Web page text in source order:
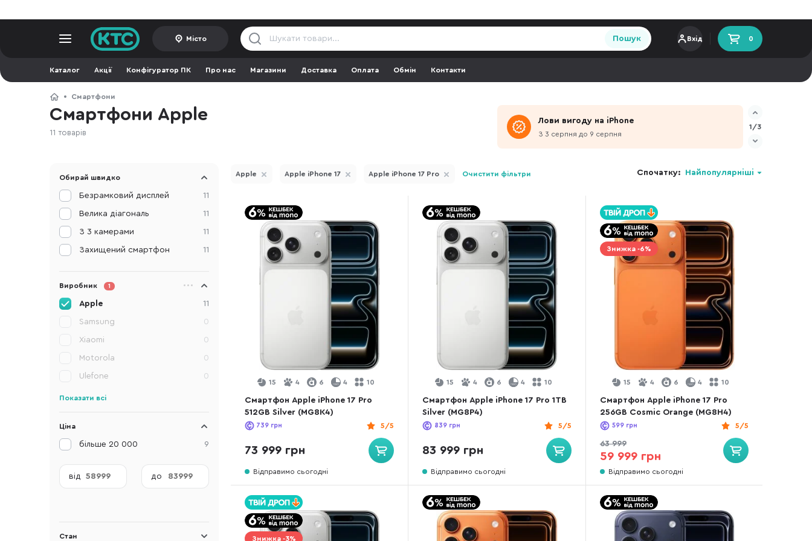
Місто Пошук Вхід 0
Каталог Акції Конфігуратор ПК Про нас Магазини Доставка Оплата Обмін Контакти
Смартфони
Лови вигоду на iPhone
З 3 серпня до 9 серпня
1/3
Смартфони Apple
11 товарів
Спочатку: Найпопулярніші
Apple Apple iPhone 17 Apple iPhone 17 Pro Очистити фільтри
15 4 6 4 10
Смартфон Apple iPhone 17 Pro
512GB Silver (MG8K4)
5/5
739 грн
73 999 грн
Відправимо сьогодні
15 4 6 4 10
Смартфон Apple iPhone 17 Pro 1TB
Silver (MG8P4)
5/5
839 грн
83 999 грн
Відправимо сьогодні
Знижка -6%
15 4 6 4 10
Смартфон Apple iPhone 17 Pro
256GB Cosmic Orange (MG8H4)
5/5
599грн
63 999
59 999 грн
Відправимо сьогодні
Знижка -3%
Обирай швидко
11
Безрамковий дисплей
11
Велика діагональ
11
З 3 камерами
11
Захищений смартфон
Виробник 1
11
Apple
0
Samsung
0
Xiaomi
0
Motorola
0
Ulefone
Показати всі
Ціна
9
більше 20 000
від до
Стан